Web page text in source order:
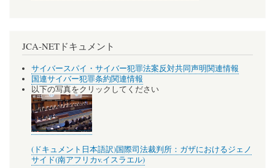
JCA-NETドキュメント
サイバースパイ・サイバー犯罪法案反対共同声明関連情報
国連サイバー犯罪条約関連情報
以下の写真をクリックしてください
(ドキュメント日本語訳)国際司法裁判所：ガザにおけるジェノ
サイド(南アフリカv.イスラエル)